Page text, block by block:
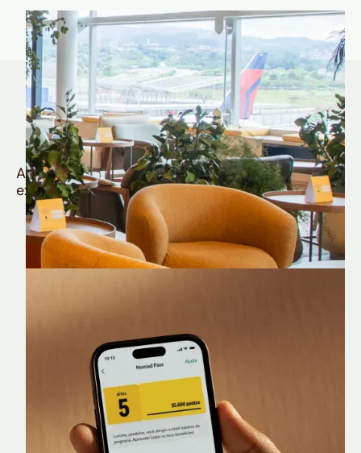
Quem é Nomad tem
muito mais
Aproveite todos os benefícios e vantagens
exclusivas da sua Conta Internacional
Nomad Lounge
Sala VIP no Aeroporto de Guarulhos